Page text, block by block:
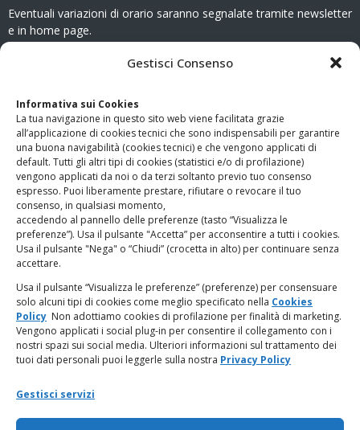
Gestisci Consenso
Informativa sui Cookies
La tua navigazione in questo sito web viene facilitata grazie
all’applicazione di cookies tecnici che sono indispensabili per garantire
una buona navigabilità (cookies tecnici) e che vengono applicati di
default. Tutti gli altri tipi di cookies (statistici e/o di profilazione)
vengono applicati da noi o da terzi soltanto previo tuo consenso
espresso. Puoi liberamente prestare, rifiutare o revocare il tuo
consenso, in qualsiasi momento,
accedendo al pannello delle preferenze (tasto “Visualizza le
preferenze”). Usa il pulsante "Accetta” per acconsentire a tutti i cookies.
Usa il pulsante "Nega" o “Chiudi” (crocetta in alto) per continuare senza
accettare.
Usa il pulsante “Visualizza le preferenze” (preferenze) per consensuare
solo alcuni tipi di cookies come meglio specificato nella Cookies
Policy Non adottiamo cookies di profilazione per finalità di marketing.
Vengono applicati i social plug-in per consentire il collegamento con i
nostri spazi sui social media. Ulteriori informazioni sul trattamento dei
tuoi dati personali puoi leggerle sulla nostra Privacy Policy
Gestisci servizi
Eventuali variazioni di orario saranno segnalate tramite newsletter
e in home page.
www.odg.toscana.it – testata registrata presso il Tribunale di
Firenze al nr. 5208 dell’ 08.10.2002. Direttore responsabile:
Giampaolo Marchini – C.F. 80005790482
LINK UTILI
PagoPA
Privacy Policy
Regolamento categorie particolari di dati personali e dati
giudiziari
Amministrazione Trasparente